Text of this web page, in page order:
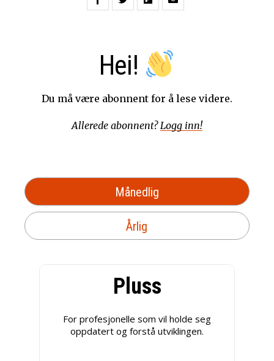
Hei!
Du må være abonnent for å lese videre.
Allerede abonnent? Logg inn!
Månedlig
Årlig
Pluss
For profesjonelle som vil holde seg
oppdatert og forstå utviklingen.